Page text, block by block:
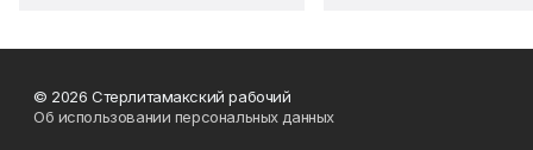
© 2026 Стерлитамакский рабочий
Об использовании персональных данных